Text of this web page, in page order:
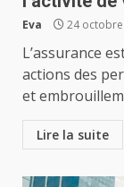
Eva 24
L’assurance
actions des
et
Lire la suite